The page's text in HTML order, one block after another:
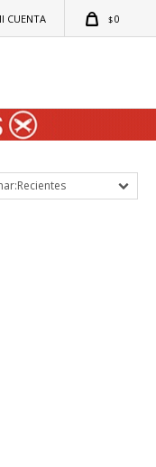
$0
Recientes